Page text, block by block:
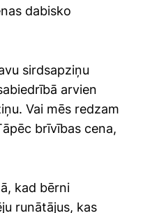
dabisko
sirdsapziņu
arvien
Vai mēs redzam
brīvības cena,
kad bērni
runātājus, kas